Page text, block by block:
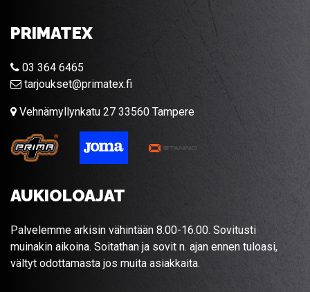
PRIMATEX
03 364 6465
tarjoukset@primatex.fi
Vehnämyllynkatu 27 33560 Tampere
AUKIOLOAJAT
Palvelemme arkisin vähintään 8.00-16.00. Sovitusti
muinakin aikoina. Soitathan ja sovit n. ajan ennen tuloasi,
vältyt odottamasta jos muita asiakkaita.